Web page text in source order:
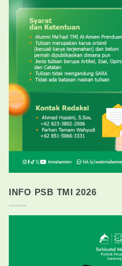
INFO PSB TMI 2026